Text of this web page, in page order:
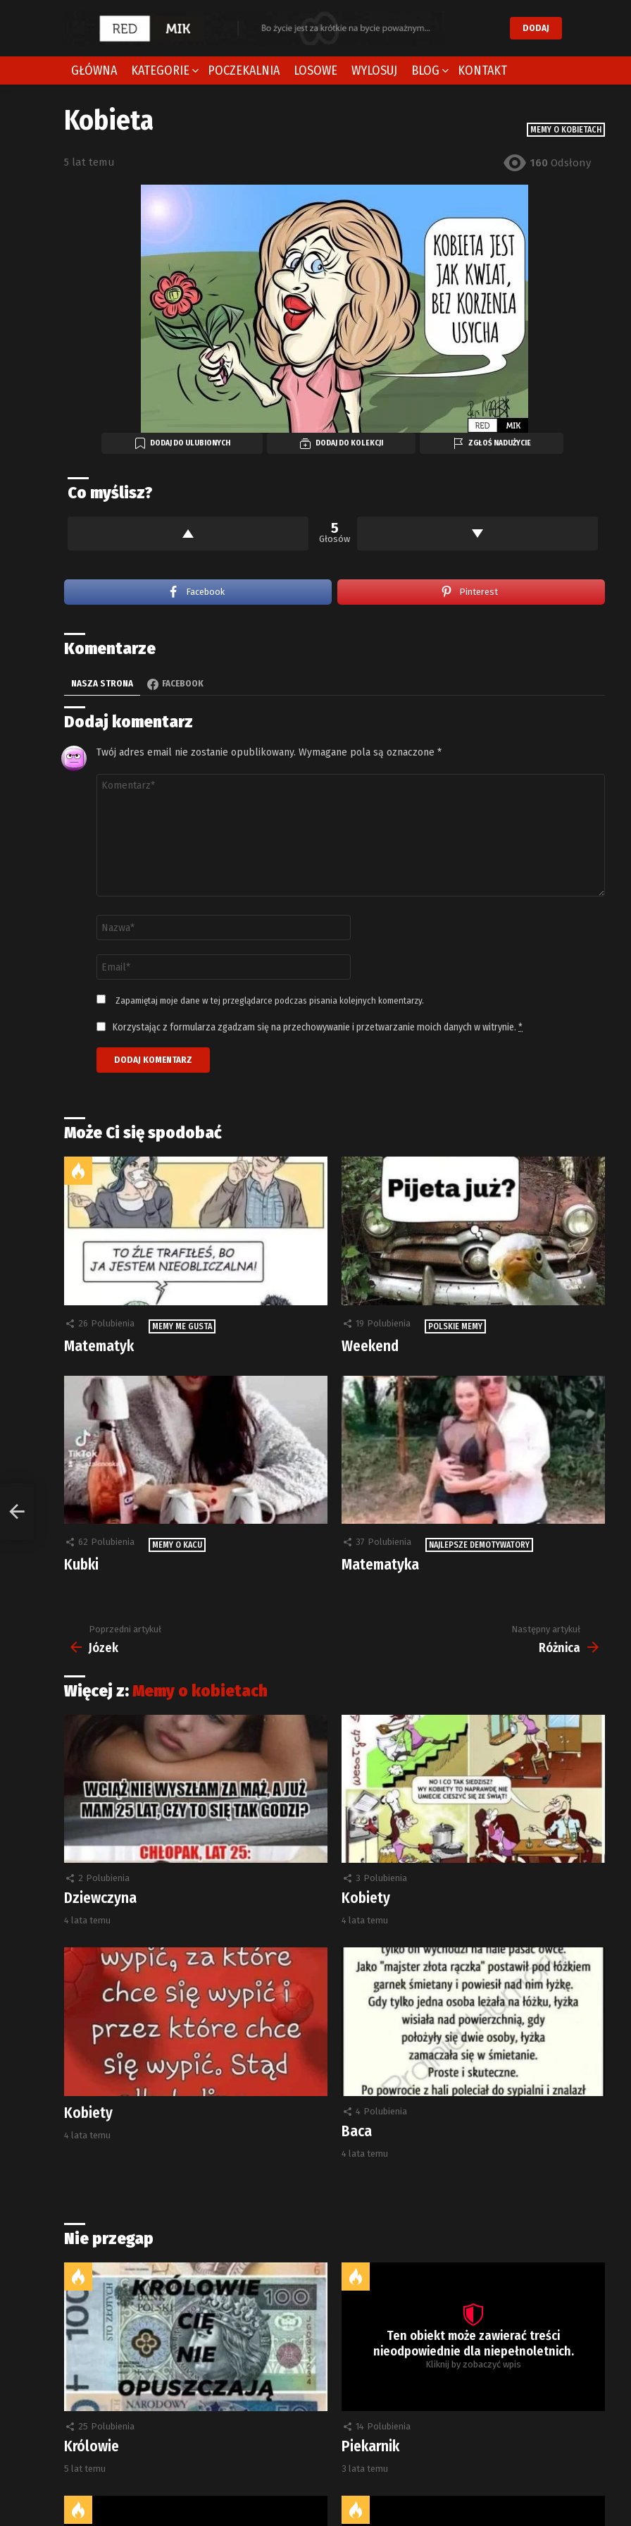
DODAJ
GŁÓWNA KATEGORIE POCZEKALNIA LOSOWE WYLOSUJ BLOG KONTAKT
MEMY O KOBIETACH
Kobieta
5 lat temu 160 Odsłony
DODAJ DO ULUBIONYCH DODAJ DO KOLEKCJI ZGŁOŚ NADUŻYCIE
Co myślisz?
5
Głosów
Facebook Pinterest
Komentarze
NASZA STRONA FACEBOOK
Dodaj komentarz
Twój adres email nie zostanie opublikowany. Wymagane pola są oznaczone *
Komentarz
email
*
Zapamiętaj moje dane w tej przeglądarce podczas pisania kolejnych komentarzy.
Korzystając z formularza zgadzam się na przechowywanie i przetwarzanie moich danych w witrynie. *
Może Ci się spodobać
26 Polubienia MEMY ME GUSTA
Matematyk
19 Polubienia POLSKIE MEMY
Weekend
62 Polubienia MEMY O KACU
Kubki
37 Polubienia NAJLEPSZE DEMOTYWATORY
Matematyka
Zobacz
więcej
Poprzedni artykuł
Józek
Następny artykuł
Różnica
Więcej z:Memy o kobietach
2 Polubienia
Dziewczyna
4 lata temu
3 Polubienia
Kobiety
4 lata temu
Kobiety
4 lata temu
4 Polubienia
Baca
4 lata temu
Nie przegap
25 Polubienia
Królowie
5 lat temu
Ten obiekt może zawierać treści
nieodpowiednie dla niepełnoletnich.
Kliknij by zobaczyć wpis
14 Polubienia
Piekarnik
3 lata temu